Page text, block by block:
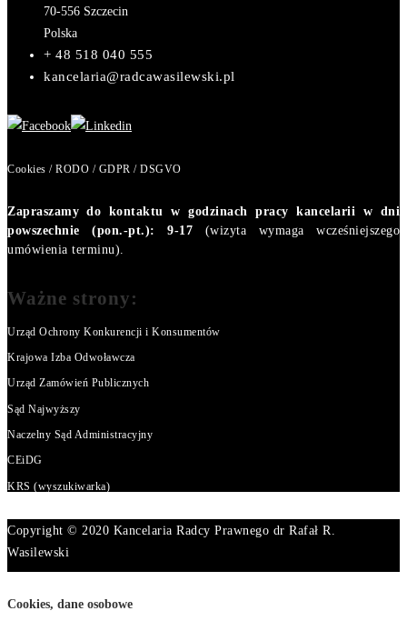
70-556 Szczecin
Polska
+ 48 518 040 555
kancelaria@radcawasilewski.pl
Cookies / RODO / GDPR / DSGVO
Zapraszamy do kontaktu w godzinach pracy kancelarii w dni
powszechnie (pon.-pt.): 9-17 (wizyta wymaga wcześniejszego
umówienia terminu).
Ważne strony:
Urząd Ochrony Konkurencji i Konsumentów
Krajowa Izba Odwoławcza
Urząd Zamówień Publicznych
Sąd Najwyższy
Naczelny Sąd Administracyjny
CEiDG
KRS (wyszukiwarka)
Copyright © 2020 Kancelaria Radcy Prawnego dr Rafał R.
Wasilewski
Cookies, dane osobowe